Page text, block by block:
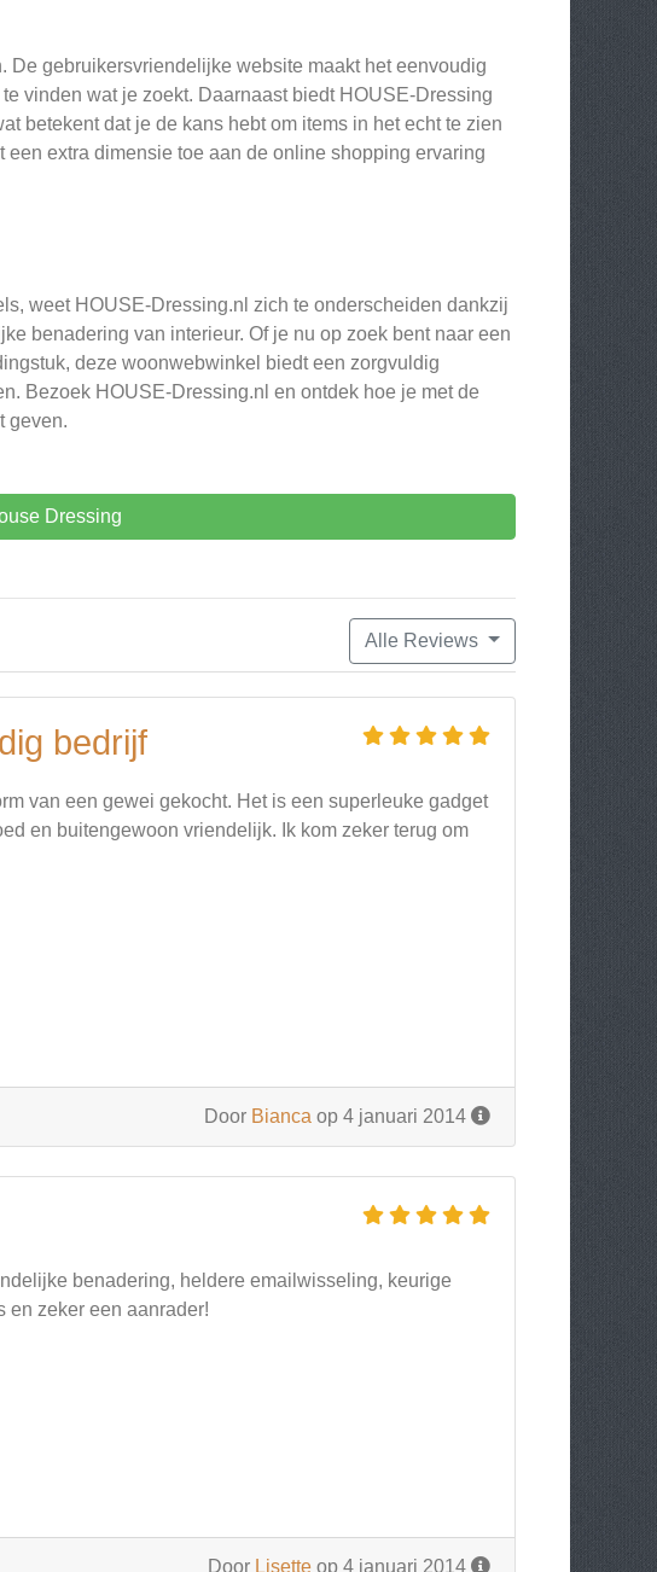
gebruikersvriendelijke website maakt het eenvoudig
vinden wat je zoekt. Daarnaast biedt HOUSE-Dressing
betekent dat je de kans hebt om items in het echt te zien
extra dimensie toe aan de online shopping ervaring
weet HOUSE-Dressing.nl zich te onderscheiden dankzij
benadering van interieur. Of je nu op zoek bent naar een
deze woonwebwinkel biedt een zorgvuldig
Bezoek HOUSE-Dressing.nl en ontdek hoe je met de
geven.
Dressing
Alle Reviews
bedrijf
van een gewei gekocht. Het is een superleuke gadget
en buitengewoon vriendelijk. Ik kom zeker terug om
Door Bianca op 4 januari 2014
benadering, heldere emailwisseling, keurige
en zeker een aanrader!
Door Lisette op 4 januari 2014